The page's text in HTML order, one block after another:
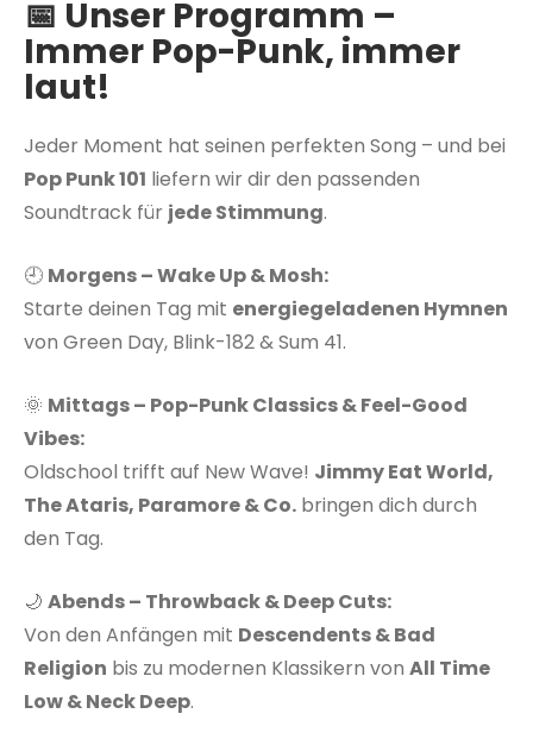
📅 Unser Programm –
Immer Pop-Punk, immer
laut!
Jeder Moment hat seinen perfekten Song – und bei
Pop Punk 101 liefern wir dir den passenden
Soundtrack für jede Stimmung.
🕘 Morgens – Wake Up & Mosh:
Starte deinen Tag mit energiegeladenen Hymnen
von Green Day, Blink-182 & Sum 41.
🌞 Mittags – Pop-Punk Classics & Feel-Good
Vibes:
Oldschool trifft auf New Wave! Jimmy Eat World,
The Ataris, Paramore & Co. bringen dich durch
den Tag.
🌙 Abends – Throwback & Deep Cuts:
Von den Anfängen mit Descendents & Bad
Religion bis zu modernen Klassikern von All Time
Low & Neck Deep.